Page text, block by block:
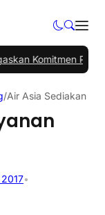
Komitmen PKS
/Air Asia Sediakan
•